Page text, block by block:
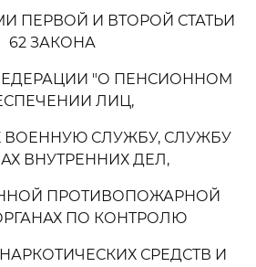
ПЕРВОЙ И ВТОРОЙ СТАТЬИ
62 ЗАКОНА
"О ПЕНСИОННОМ
ЛИЦ,
СЛУЖБУ, СЛУЖБУ
ВНУТРЕННИХ ДЕЛ,
ПРОТИВОПОЖАРНОЙ
ПО КОНТРОЛЮ
СРЕДСТВ И